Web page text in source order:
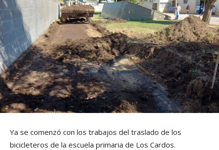
Ya se comenzó con los trabajos del traslado de los
bicicleteros de la escuela primaria de Los Cardos.